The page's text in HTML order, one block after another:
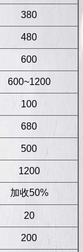
380
480
600
600~1200
100
680
500
1200
加收50%
20
200